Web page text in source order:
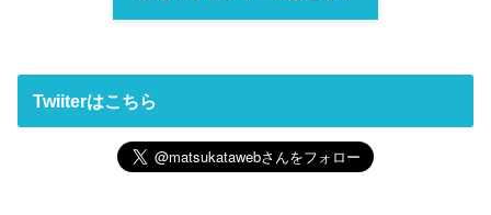
Twiiterはこちら